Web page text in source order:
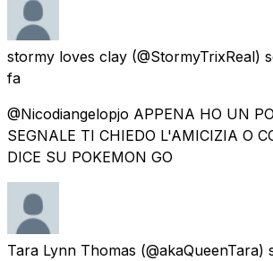
stormy loves clay (@StormyTrixReal)
fa
@Nicodiangelopjo APPENA HO UN
SEGNALE TI CHIEDO L'AMICIZIA O
DICE SU POKEMON GO
Tara Lynn Thomas (@akaQueenTara)